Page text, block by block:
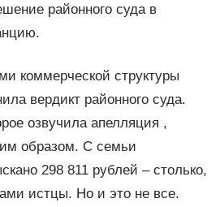
районного суда в
коммерческой структуры
вердикт районного суда.
озвучила апелляция ,
образом. С семьи
298 811 рублей – столько,
истцы. Но и это не все.